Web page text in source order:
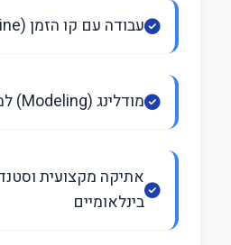
עבודה עם קו הזמן (Timeline)
מודלינג (Modeling) למצוינות
אתיקה מקצועית
בינלאומיים